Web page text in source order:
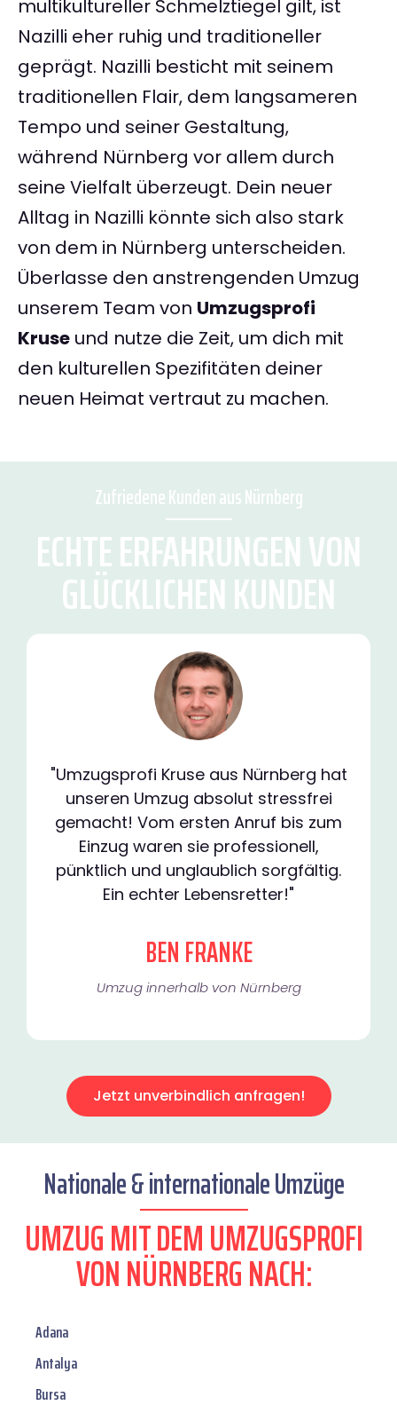
multikultureller Schmelztiegel gilt, ist
Nazilli eher ruhig und traditioneller
geprägt. Nazilli besticht mit seinem
traditionellen Flair, dem langsameren
Tempo und seiner Gestaltung,
während Nürnberg vor allem durch
seine Vielfalt überzeugt. Dein neuer
Alltag in Nazilli könnte sich also stark
von dem in Nürnberg unterscheiden.
Überlasse den anstrengenden Umzug
unserem Team von Umzugsprofi
Kruse und nutze die Zeit, um dich mit
den kulturellen Spezifitäten deiner
neuen Heimat vertraut zu machen.
Zufriedene Kunden aus Nürnberg
ECHTE ERFAHRUNGEN VON
GLÜCKLICHEN KUNDEN
"Umzugsprofi Kruse aus Nürnberg hat
unseren Umzug absolut stressfrei
gemacht! Vom ersten Anruf bis zum
Einzug waren sie professionell,
pünktlich und unglaublich sorgfältig.
Ein echter Lebensretter!"
BEN FRANKE
Umzug innerhalb von Nürnberg​
Jetzt unverbindlich anfragen!
Nationale & internationale Umzüge
UMZUG MIT DEM UMZUGSPROFI
VON NÜRNBERG NACH:
Adana
Antalya
Bursa